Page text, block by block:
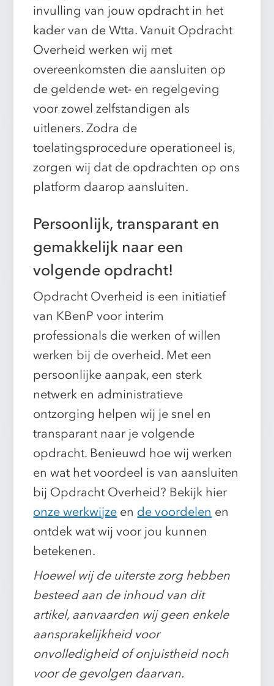
invulling van jouw opdracht in het
kader van de Wtta. Vanuit Opdracht
Overheid werken wij met
overeenkomsten die aansluiten op
de geldende wet- en regelgeving
voor zowel zelfstandigen als
uitleners. Zodra de
toelatingsprocedure operationeel is,
zorgen wij dat de opdrachten op ons
platform daarop aansluiten.
Persoonlijk, transparant en
gemakkelijk naar een
volgende opdracht!
Opdracht Overheid is een initiatief
van KBenP voor interim
professionals die werken of willen
werken bij de overheid. Met een
persoonlijke aanpak, een sterk
netwerk en administratieve
ontzorging helpen wij je snel en
transparant naar je volgende
opdracht. Benieuwd hoe wij werken
en wat het voordeel is van aansluiten
bij Opdracht Overheid? Bekijk hier
onze werkwijze en de voordelen en
ontdek wat wij voor jou kunnen
betekenen.
Hoewel wij de uiterste zorg hebben
besteed aan de inhoud van dit
artikel, aanvaarden wij geen enkele
aansprakelijkheid voor
onvolledigheid of onjuistheid noch
voor de gevolgen daarvan.